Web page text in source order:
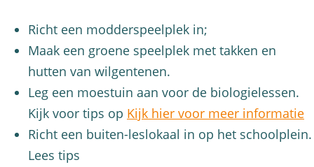
Richt een modderspeelplek in;
Maak een groene speelplek met takken en
hutten van wilgentenen.
Leg een moestuin aan voor de biologielessen.
Kijk voor tips op Kijk hier voor meer informatie
Richt een buiten-leslokaal in op het schoolplein.
Lees tips